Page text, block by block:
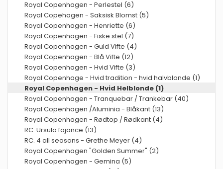
Royal Copenhagen - Perlestel (6)
Royal Copehagen - Saksisk Blomst (5)
Royal Copenhagen - Henriette (6)
Royal Copenhagen - Fiske stel (7)
Royal Copenhagen - Guld Vifte (4)
Royal Copenhagen - Blå Vifte (12)
Royal Copenhagen - Hvid Vifte (3)
Royal Copenhage - Hvid tradition - hvid halvblonde (1)
Royal Copenhagen - Hvid Helblonde (1)
Royal Copenhagen - Tranquebar / Trankebar (40)
Royal Copenhagen /Aluminia - Blåkant (13)
Royal Copenhagen - Rødtop / Rødkant (4)
RC. Ursula fajance (13)
RC. 4 all seasons - Grethe Meyer (4)
Royal Copenhagen "Golden Summer" (2)
Royal Copenhagen - Gemina (5)